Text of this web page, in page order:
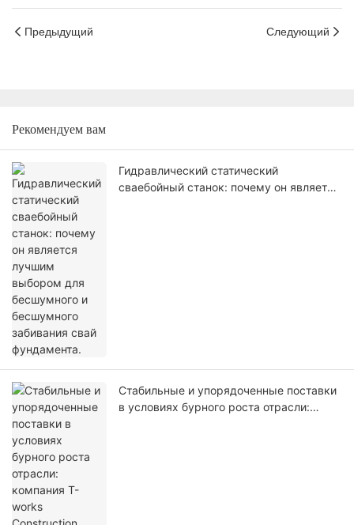
Предыдущий Следующий
Рекомендуем вам
Гидравлический статический
сваебойный станок: почему он является
Стабильные и упорядоченные поставки
в условиях бурного роста отрасли: